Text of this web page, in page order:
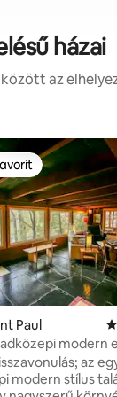
házai
az
vélemény
Paul
modern
az
modern stílus